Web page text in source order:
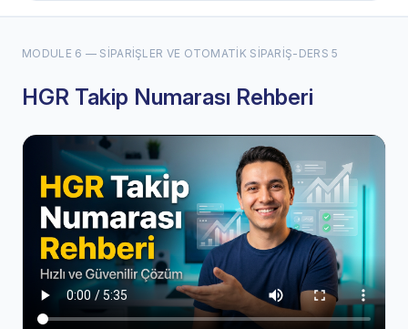
MODULE 6 — SIPARIŞLER VE OTOMATIK SIPARIŞ- DERS 5
HGR Takip Numarası Rehberi